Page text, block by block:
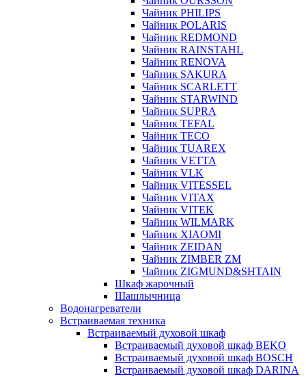
Чайник PHILIPS
Чайник POLARIS
Чайник REDMOND
Чайник RAINSTAHL
Чайник RENOVA
Чайник SAKURA
Чайник SCARLETT
Чайник STARWIND
Чайник SUPRA
Чайник TEFAL
Чайник TECO
Чайник TUAREX
Чайник VETTA
Чайник VLK
Чайник VITESSEL
Чайник VITAX
Чайник VITEK
Чайник WILMARK
Чайник XIAOMI
Чайник ZEIDAN
Чайник ZIMBER ZM
Чайник ZIGMUND&SHTAIN
Шкаф жарочный
Шашлычница
Водонагреватели
Встраиваемая техника
Встраиваемый духовой шкаф
Встраиваемый духовой шкаф BEKO
Встраиваемый духовой шкаф BOSCH
Встраиваемый духовой шкаф DARINA